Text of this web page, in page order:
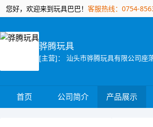
您好，欢迎来到玩具巴巴！ 客服热线：0754-
骅腾玩具
首页 公司简介 产品展示